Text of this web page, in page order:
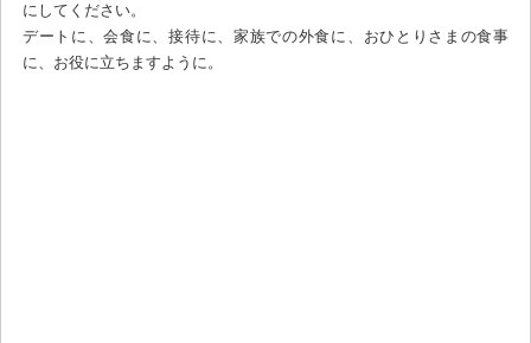
にしてください。
デートに、会食に、接待に、家族での外食に、おひとりさまの食事
に、お役に立ちますように。